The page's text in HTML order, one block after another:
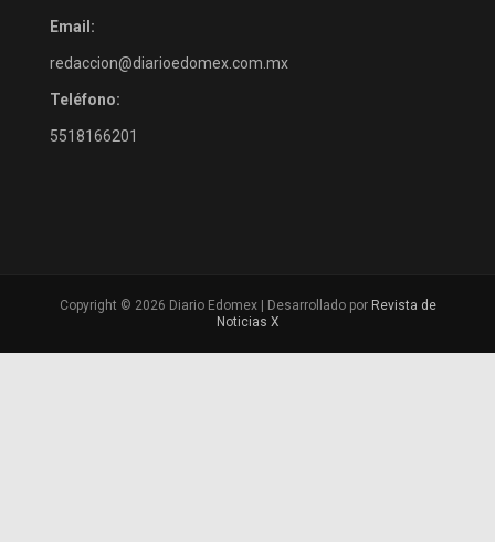
Email:
redaccion@diarioedomex.com.mx
Teléfono:
5518166201
Copyright © 2026 Diario Edomex | Desarrollado por Revista de
Noticias X